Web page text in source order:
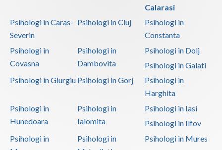
Calarasi
Psihologi in Caras-
Severin
Psihologi in Cluj
Psihologi in
Constanta
Psihologi in
Covasna
Psihologi in
Dambovita
Psihologi in Dolj
Psihologi in Galati
Psihologi in Giurgiu Psihologi in Gorj
Psihologi in
Harghita
Psihologi in
Hunedoara
Psihologi in
Ialomita
Psihologi in Iasi
Psihologi in Ilfov
Psihologi in
Psihologi in
Psihologi in Mures